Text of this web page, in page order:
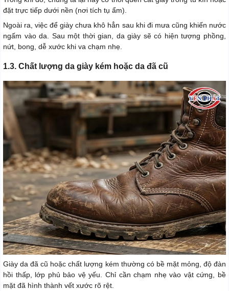
đặt trực tiếp dưới nền (nơi tích tụ ẩm).
Ngoài ra, việc để giày chưa khô hẳn sau khi đi mưa cũng khiến nước
ngấm vào da. Sau một thời gian, da giày sẽ có hiện tượng phồng,
nứt, bong, dễ xước khi va chạm nhẹ.
1.3. Chất lượng da giày kém hoặc da đã cũ
Giày da đã cũ hoặc chất lượng kém thường có bề mặt mỏng, độ đàn
hồi thấp, lớp phủ bảo vệ yếu. Chỉ cần chạm nhẹ vào vật cứng, bề
mặt đã hình thành vết xước rõ rệt.